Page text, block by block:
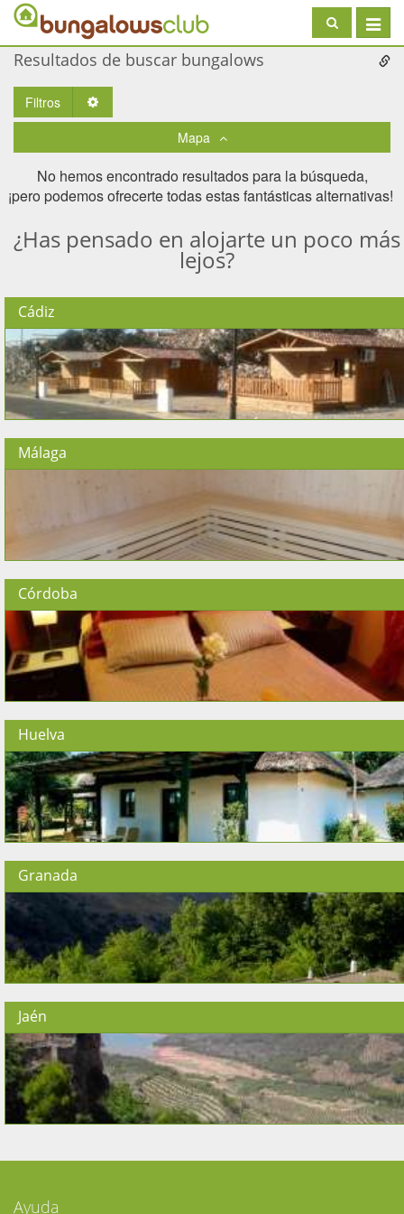
Toggle
Resultados de buscar bungalows
Filtros
Mapa
No hemos encontrado resultados para la búsqueda,
¡pero podemos ofrecerte todas estas fantásticas alternativas! ​
¿Has pensado en alojarte un poco más
lejos?
Cádiz
Málaga
Córdoba
Huelva
Granada
Jaén
Ayuda